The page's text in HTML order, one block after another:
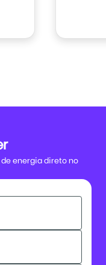
energia direto no